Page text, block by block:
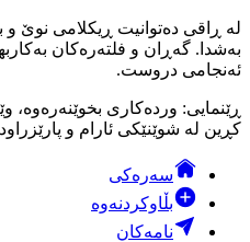
لە ڕاقی دەتوانیت ڕیکلامی نوێ و
بەشدا. گەڕان و فلتەرەکان
ئەنجامی دروست.
ڕێنمایی: وردەکاری
کڕین لە شوێنێکی ئارام و
سەرەکی
بڵاوکردنەوە
نامەکان